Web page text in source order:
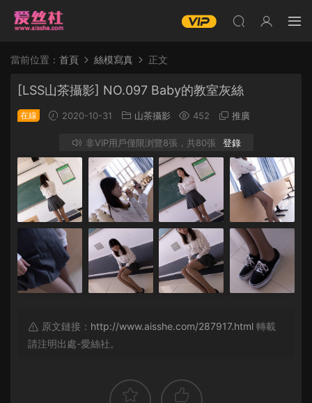
當前位置： 首頁 絲模寫真 正文
[LSS山茶攝影] NO.097 Baby的教室灰絲
在線 2020-10-31 山茶攝影 452 推廣
非VIP用戶僅限浏覽8張，共80張 登錄
原文鏈接： http://www.aisshe.com/287917.html 轉載
請注明出處-愛絲社。